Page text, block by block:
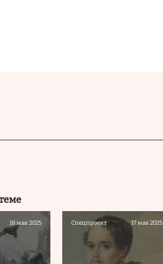
18 мая 2025 Спецпроект 17 мая 2025